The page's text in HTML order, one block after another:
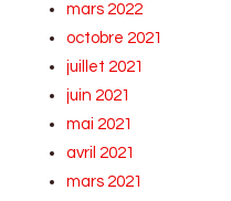
mars 2022
octobre 2021
juillet 2021
juin 2021
mai 2021
avril 2021
mars 2021